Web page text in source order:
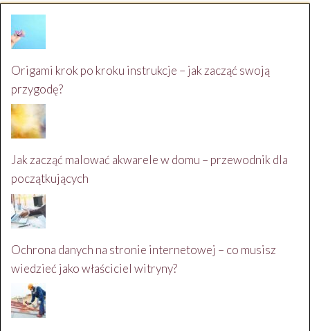
Origami krok po kroku instrukcje – jak zacząć swoją
przygodę?
Jak zacząć malować akwarele w domu – przewodnik dla
początkujących
Ochrona danych na stronie internetowej – co musisz
wiedzieć jako właściciel witryny?